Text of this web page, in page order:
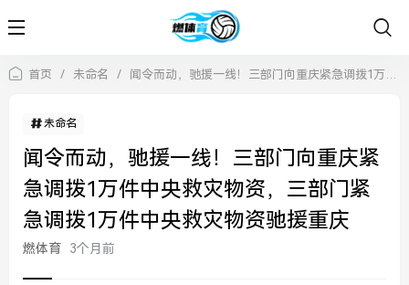
首页 / 未命名 / 闻令而动，驰援一线！三部门向重庆紧急调拨1万件中央救灾物资，三部门紧急调拨1万件中央救灾物资驰援重庆
未命名
闻令而动，驰援一线！三部门向重庆紧
急调拨1万件中央救灾物资，三部门紧
急调拨1万件中央救灾物资驰援重庆
燃体育 3个月前